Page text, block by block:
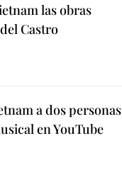
las obras
Castro
a dos personas
en YouTube